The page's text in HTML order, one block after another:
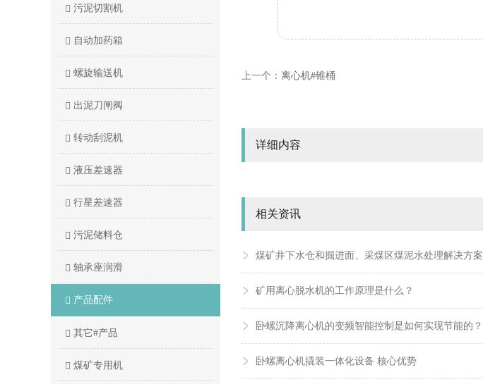
污泥切割机
自动加药箱
螺旋输送机
出泥刀闸阀
转动刮泥机
液压差速器
行星差速器
污泥储料仓
轴承座润滑
产品配件
其它#产品
煤矿专用机
上一个： 离心机#锥桶
详细内容
相关资讯
煤矿井下水仓和掘进面、采煤区煤泥水处理解决方案
矿用离心脱水机的工作原理是什么？
卧螺沉降离心机的变频智能控制是如何实现节能的？
卧螺离心机撬装一体化设备 核心优势